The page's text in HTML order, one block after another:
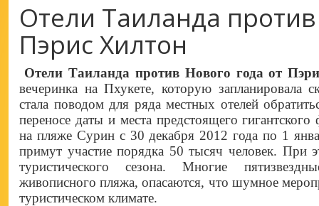
Отели Таиланда
Пэрис Хилтон
Отели Таиланда против Нового года от
вечеринка на Пхукете, которую запланировала
стала поводом для ряда местных отелей
переносе даты и места предстоящего гигантского
на пляже Сурин с 30 декабря 2012 года по 1
примут участие порядка 50 тысяч человек.
туристического сезона. Многие
живописного пляжа, опасаются, что шумное
туристическом климате.